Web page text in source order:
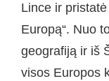
Lince ir
Europą“. Nuo
geografiją ir iš
visos Europos